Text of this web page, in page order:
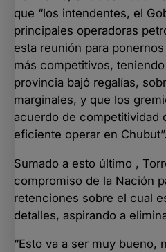
que “los intendentes, el
principales operadoras
esta reunión para
más competitivos,
provincia bajó regalías,
marginales, y que los
acuerdo de competitividad
eficiente operar en Chubut”.
Sumado a esto último ,
compromiso de la Nación
retenciones sobre el cual
detalles, aspirando a
“Esto va a ser muy bueno,